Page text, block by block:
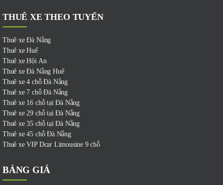
THUÊ XE THEO TUYẾN
Thuê xe Đà Nẵng
Thuê xe Huế
Thuê xe Hội An
Thuê xe Đà Nẵng Huế
Thuê xe 4 chỗ Đà Nẵng
Thuê xe 7 chỗ Đà Nẵng
Thuê xe 16 chỗ tại Đà Nẵng
Thuê xe 29 chỗ tại Đà Nẵng
Thuê xe 35 chỗ tại Đà Nẵng
Thuê xe 45 chỗ Đà Nẵng
Thuê xe VIP Dcar Limousine 9 chỗ
BẢNG GIÁ